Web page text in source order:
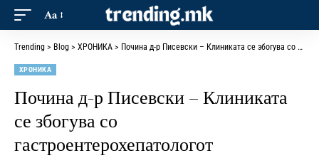
Aa
Trending > Blog > ХРОНИКА > Почина д-р Писевски – Клиниката се збогува со гастроентерохепатологот
ХРОНИКА
Почина д-р Писевски – Клиниката
се збогува со
гастроентерохепатологот